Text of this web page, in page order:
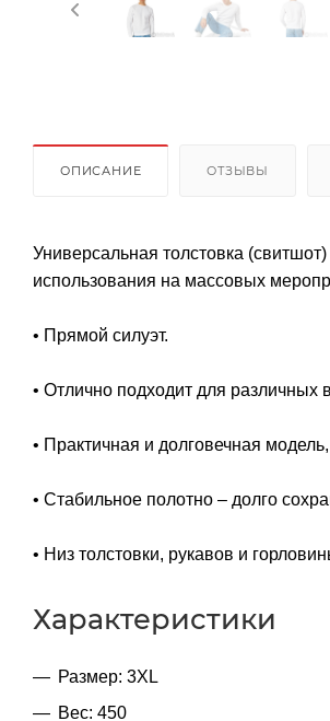
ОПИСАНИЕ ОТЗЫВЫ
Универсальная толстовка
использования на массовых
• Прямой силуэт.
• Отлично подходит для различных
• Практичная и долговечная
• Стабильное полотно – долго
• Низ толстовки, рукавов и
Характеристики
Размер: 3XL
Вес: 450